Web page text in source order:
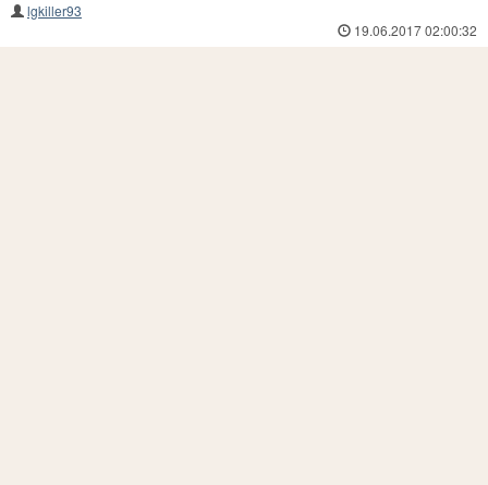
lgkiller93
19.06.2017 02:00:32